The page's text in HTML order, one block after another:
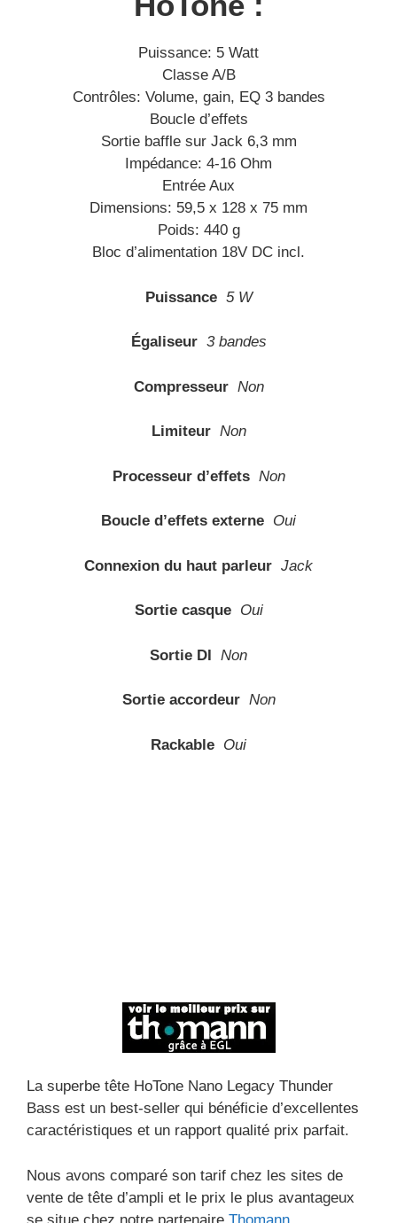
Puissance: 5 Watt
Classe A/B
Contrôles: Volume, gain, EQ 3 bandes
Boucle d’effets
Sortie baffle sur Jack 6,3 mm
Impédance: 4-16 Ohm
Entrée Aux
Dimensions: 59,5 x 128 x 75 mm
Poids: 440 g
Bloc d’alimentation 18V DC incl.
Puissance 5 W
Égaliseur 3 bandes
Compresseur Non
Limiteur Non
Processeur d’effets Non
Boucle d’effets externe Oui
Connexion du haut parleur Jack
Sortie casque Oui
Sortie DI Non
Sortie accordeur Non
Rackable Oui
La superbe tête HoTone Nano Legacy Thunder
Bass est un best-seller qui bénéficie d’excellentes
caractéristiques et un rapport qualité prix parfait.
Nous avons comparé son tarif chez les sites de
vente de tête d’ampli et le prix le plus avantageux